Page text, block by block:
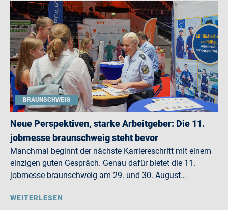
BRAUNSCHWEIG
Neue Perspektiven, starke Arbeitgeber: Die 11.
jobmesse braunschweig steht bevor
Manchmal beginnt der nächste Karriereschritt mit einem
einzigen guten Gespräch. Genau dafür bietet die 11.
jobmesse braunschweig am 29. und 30. August…
WEITERLESEN